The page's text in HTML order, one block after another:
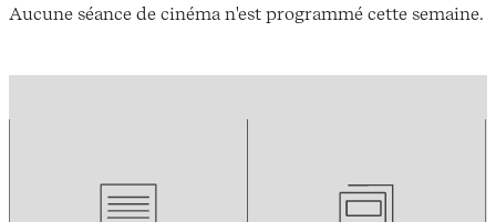
Aucune séance de cinéma n'est programmé cette semaine.